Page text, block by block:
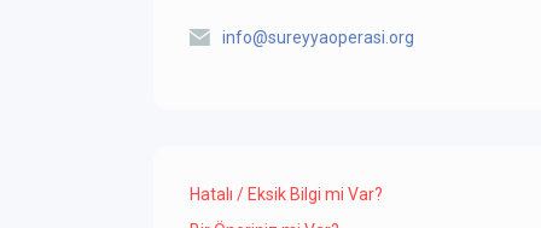
info@sureyyaoperasi.org
Hatalı / Eksik Bilgi mi Var?